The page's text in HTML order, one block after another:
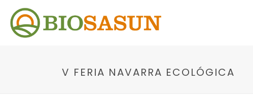
V FERIA NAVARRA ECOLÓGICA